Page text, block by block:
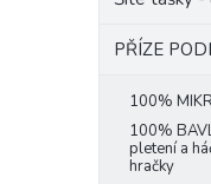
PŘÍZE
100%
100%
pletení a
hračky